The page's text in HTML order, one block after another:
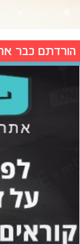
הורדתם כבר